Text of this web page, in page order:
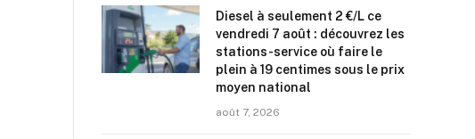
Diesel à seulement 2 €/L ce
vendredi 7 août : découvrez les
stations-service où faire le
plein à 19 centimes sous le prix
moyen national
août 7, 2026